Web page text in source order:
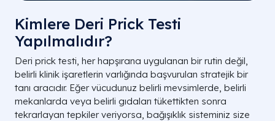
Kimlere Deri Prick Testi
Yapılmalıdır?
Deri prick testi, her hapşırana uygulanan bir rutin değil,
belirli klinik işaretlerin varlığında başvurulan stratejik bir
tanı aracıdır. Eğer vücudunuz belirli mevsimlerde, belirli
mekanlarda veya belirli gıdaları tükettikten sonra
tekrarlayan tepkiler veriyorsa, bağışıklık sisteminiz size